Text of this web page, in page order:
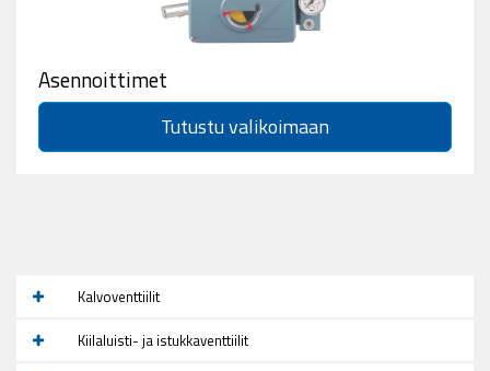
Asennoittimet
Tutustu valikoimaan
Kalvoventtiilit
Kiilaluisti- ja istukkaventtiilit